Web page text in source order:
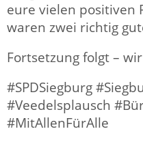
eure vielen positiven
waren zwei richtig
Fortsetzung folgt –
#SPDSiegburg
#Veedelsplausch
#MitAllenFürAlle